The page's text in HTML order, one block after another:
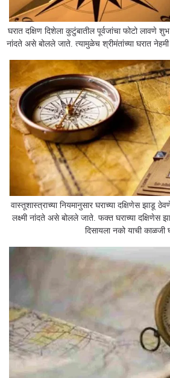
घरात दक्षिण दिशेला कुटुंबातील पूर्वजांचा फोटो लावणे
नांदते असे बोलले जाते. त्यामुळेच श्रीमंतांच्या घरात नेहमी
वास्तूशास्त्राच्या नियमानुसार घराच्या दक्षिणेस
लक्ष्मी नांदते असे बोलले जाते. फक्त घराच्या दक्षिणेस
दिसायला नको याची काळजी